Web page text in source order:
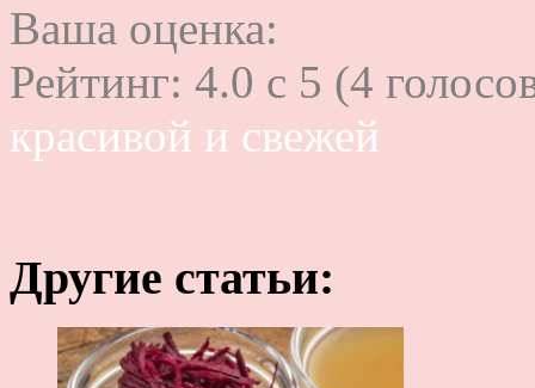
Ваша оценка:
Рейтинг: 4.0 c 5 (4
красивой и свежей
Другие статьи: